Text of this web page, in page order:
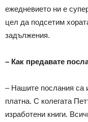
ежедневието ни е
цел да подсетим
задължения.
– Как предавате
– Нашите послания са
платна. С колегата
изработени книги.